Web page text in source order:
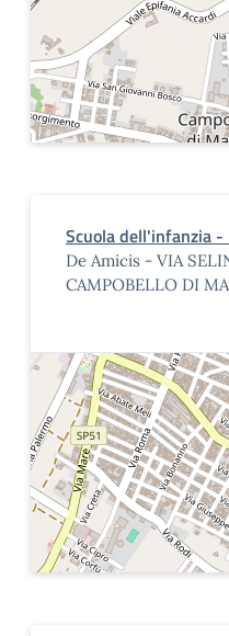
Scuola dell'infanzia -
De Amicis - VIA
CAMPOBELLO DI